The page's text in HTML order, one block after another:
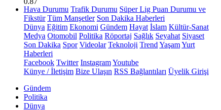
Hava Durumu Trafik Durumu Süper Lig Puan Durumu ve
Fikstür Tüm Manşetler Son Dakika Haberleri
Dünya Eğitim Ekonomi Gündem Hayat İslam Kültür-Sanat
Medya Otomobil Politika Röportaj Sağlık Seyahat Siyaset
Son Dakika Spor Videolar Teknoloji Trend YaşamYurt
Haberleri
Facebook Twitter InstagramYoutube
Künye / İletişim Bize Ulaşın RSS Bağlantıları Üyelik Girişi
Gündem
Politika
Dünya